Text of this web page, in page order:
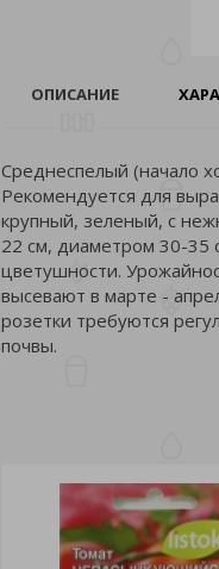
ОПИСАНИЕ
Среднеспелый (начало
Рекомендуется для
крупный, зеленый, с
22 см, диаметром 30-35
цветушности.
высевают в марте -
розетки требуются
почвы.